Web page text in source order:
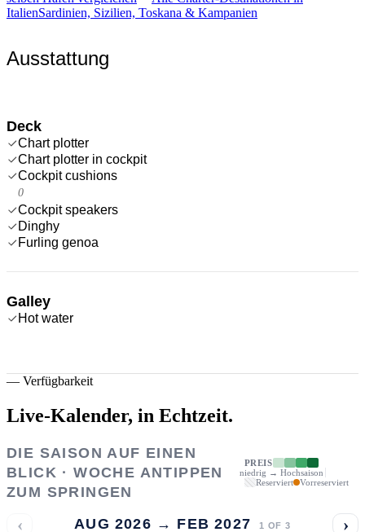
ItalienSardinien, Sizilien, Toskana & Kampanien
Ausstattung
Deck
Chart plotter
Chart plotter in cockpit
Cockpit cushions
0
Cockpit speakers
Dinghy
Furling genoa
Galley
Hot water
— Verfügbarkeit
Live-Kalender, in Echtzeit.
DIE SAISON AUF EINEN
BLICK · WOCHE ANTIPPEN
ZUM SPRINGEN
PREIS
niedrig → Hochsaison
Reserviert
Vorreserviert
‹ AUG 2026 → FEB 2027 1 OF 3 ›